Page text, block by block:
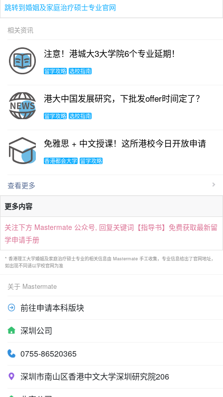
跳转到婚姻及家庭治疗硕士专业官网
相关资讯
注意！港城大3大学院6个专业延期！
留学攻略 选校指南
港大中国发展研究，下批发offer时间定了？
留学攻略 选校指南
免雅思 + 中文授课！这所港校今日开放申请
香港都会大学 留学攻略
查看更多
更多内容
关注下方 Mastermate 公众号, 回复关键词【指导书】免费获取最新留
学申请手册
* 香港理工大学婚姻及家庭治疗硕士专业的相关信息由 Mastermate 手工收集，专业信息给出了官网地址，
如出现不同请以学校官网为准
关于 Mastermate
前往申请本科版块
深圳公司
0755-86520365
深圳市南山区香港中文大学深圳研究院206